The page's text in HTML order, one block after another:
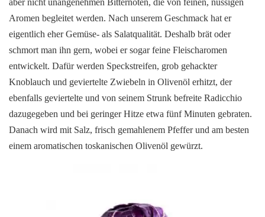
Aromen begleitet werden. Nach unserem Geschmack hat er
eigentlich eher Gemüse- als Salatqualität. Deshalb brät oder
schmort man ihn gern, wobei er sogar feine Fleischaromen
entwickelt. Dafür werden Speckstreifen, grob gehackter
Knoblauch und geviertelte Zwiebeln in Olivenöl erhitzt, der
ebenfalls geviertelte und von seinem Strunk befreite Radicchio
dazugegeben und bei geringer Hitze etwa fünf Minuten gebraten.
Danach wird mit Salz, frisch gemahlenem Pfeffer und am besten
einem aromatischen toskanischen Olivenöl gewürzt.